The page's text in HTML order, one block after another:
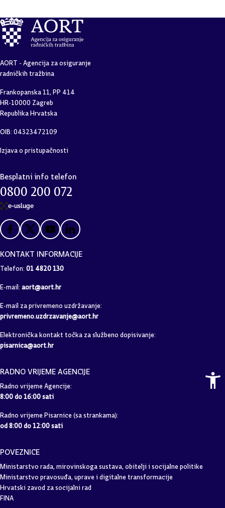
AORT - Agencija za osiguranje
radničkih tražbina
Frankopanska 11, PP 414
HR-10000 Zagreb
Republika Hrvatska
OIB: 04323472109
Izjava o pristupačnosti
Besplatni info telefon
0800 200 072
e-usluge
KONTAKT INFORMACIJE
Telefon: 01 4820 130
E-mail: aort@aort.hr
E-mail za privremeno uzdržavanje:
privremeno.uzdrzavanje@aort.hr
Elektronička kontakt točka za službeno dopisivanje:
pisarnica@aort.hr
RADNO VRIJEME AGENCIJE
Radno vrijeme Agencije:
8:00 do 16:00 sati
Radno vrijeme Pisarnice (sa strankama):
od 8:00 do 12:00 sati
POVEZNICE
Ministarstvo rada, mirovinskoga sustava, obitelji i socijalne politike
Ministarstvo pravosuđa, uprave i digitalne transformacije
Hrvatski zavod za socijalni rad
FINA